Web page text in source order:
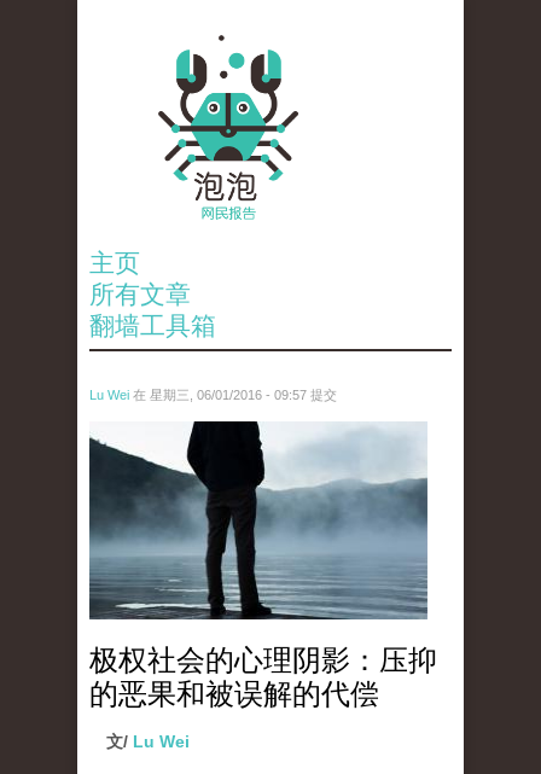
主页
所有文章
翻墙工具箱
Lu Wei 在 星期三, 06/01/2016 - 09:57 提交
wen_tou_tu_2.jpg
极权社会的心理阴影：压抑
的恶果和被误解的代偿
文/ Lu Wei